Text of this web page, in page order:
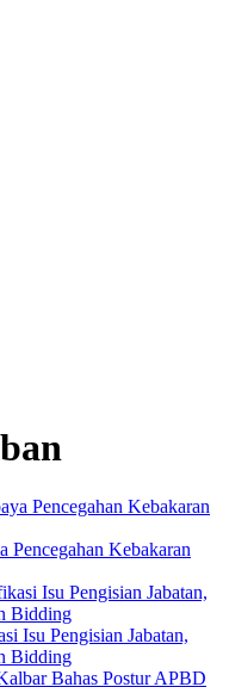
Pencegahan Kebakaran
Isu Pengisian Jabatan,
Bidding